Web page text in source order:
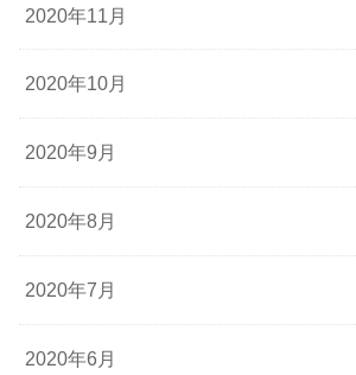
2020年11月
2020年10月
2020年9月
2020年8月
2020年7月
2020年6月